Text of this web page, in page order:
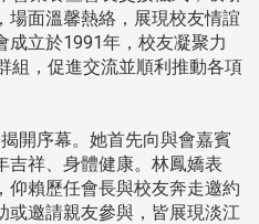
場面溫馨熱絡，展現校友情誼
成立於1991年，校友凝聚力
組，促進交流並順利推動各項
開序幕。她首先向與會嘉賓
吉祥、身體健康。林鳳嬌表
仰賴歷任會長與校友奔走邀約
或邀請親友參與，皆展現淡江